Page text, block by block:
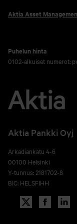
Aktia Asset
Puhelun hinta
0102-alkuiset numerot:
Aktia Pankki Oyj
Arkadiankatu 4-6
00100 Helsinki
Y-tunnus: 2181702-8
BIC: HELSFIHH